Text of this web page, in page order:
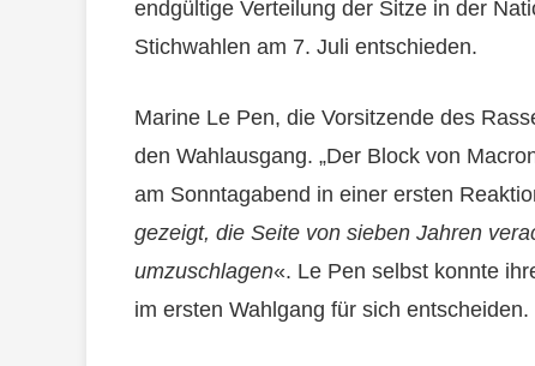
endgültige Verteilung der Sitze in der
Stichwahlen am 7. Juli entschieden.
Marine Le Pen, die Vorsitzende des
den Wahlausgang. „Der Block von
am Sonntagabend in einer ersten
gezeigt, die Seite von sieben Jahren
umzuschlagen«. Le Pen selbst konnte
im ersten Wahlgang für sich entscheiden.